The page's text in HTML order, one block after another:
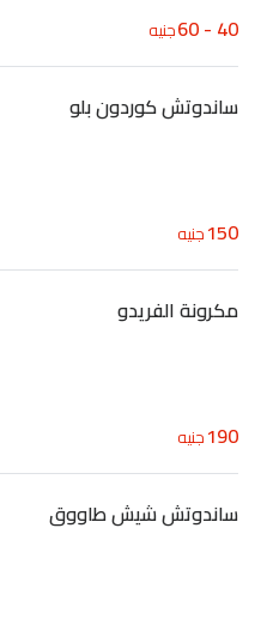
40 - 60 جنيه
ساندوتش كوردون بلو
150جنيه
مكرونة الفريدو
190جنيه
ساندوتش شيش طاووق